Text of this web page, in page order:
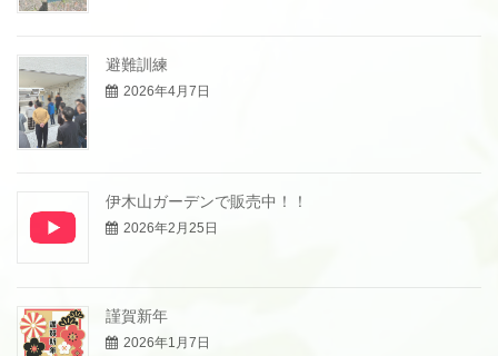
避難訓練
2026年4月7日
伊木山ガーデンで販売中！！
2026年2月25日
謹賀新年
2026年1月7日